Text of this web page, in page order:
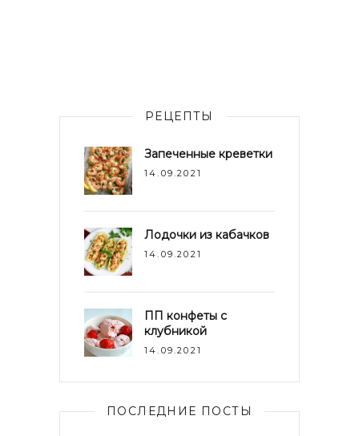
РЕЦЕПТЫ
Запеченные креветки
14.09.2021
Лодочки из кабачков
14.09.2021
ПП конфеты с
клубникой
14.09.2021
ПОСЛЕДНИЕ ПОСТЫ